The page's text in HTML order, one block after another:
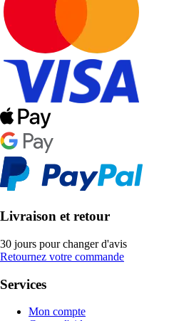
Livraison et retour
30 jours pour changer d'avis
Retournez votre commande
Services
Mon compte